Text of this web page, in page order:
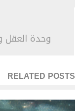
وحدة العقل
RELATED POSTS